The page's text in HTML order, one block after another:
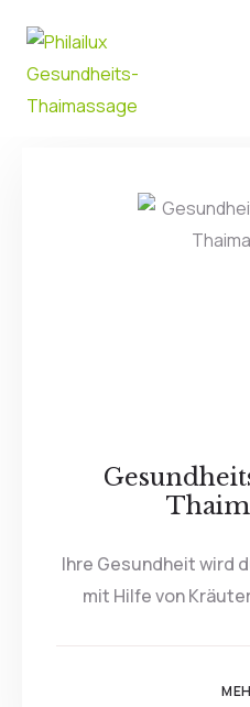
Ihre Gesundheit wird
mit Hilfe von